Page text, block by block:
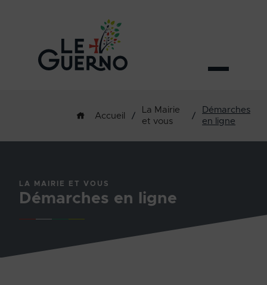
Accueil /
La Mairie
et vous
/
Démarches
en ligne
LA MAIRIE ET VOUS
Démarches en ligne